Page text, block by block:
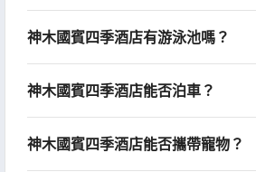
神木國賓四季酒店有游泳池嗎？
神木國賓四季酒店能否泊車？
神木國賓四季酒店能否攜帶寵物？